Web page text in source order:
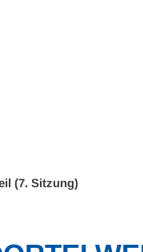
(7. Sitzung)